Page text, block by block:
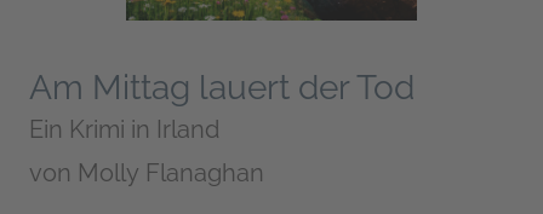
Am Mittag lauert der Tod
Ein Krimi in Irland
von Molly Flanaghan